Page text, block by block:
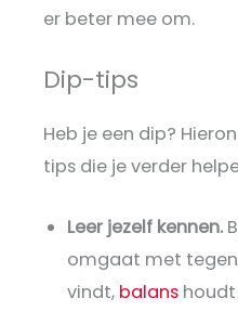
er beter mee om.
Dip-tips
Heb je een dip?
tips die je verder
Leer jezelf kennen.
omgaat met
vindt, balans houdt